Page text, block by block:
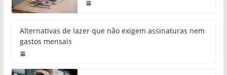
Alternativas de lazer que não exigem assinaturas nem
gastos mensais